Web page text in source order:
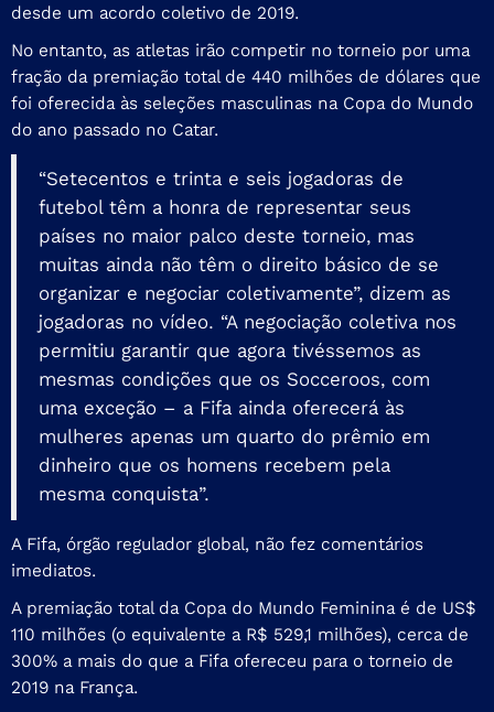
desde um acordo coletivo de 2019.
No entanto, as atletas irão competir no torneio por uma
fração da premiação total de 440 milhões de dólares que
foi oferecida às seleções masculinas na Copa do Mundo
do ano passado no Catar.
“Setecentos e trinta e seis jogadoras de
futebol têm a honra de representar seus
países no maior palco deste torneio, mas
muitas ainda não têm o direito básico de se
organizar e negociar coletivamente”, dizem as
jogadoras no vídeo. “A negociação coletiva nos
permitiu garantir que agora tivéssemos as
mesmas condições que os Socceroos, com
uma exceção – a Fifa ainda oferecerá às
mulheres apenas um quarto do prêmio em
dinheiro que os homens recebem pela
mesma conquista”.
A Fifa, órgão regulador global, não fez comentários
imediatos.
A premiação total da Copa do Mundo Feminina é de US$
110 milhões (o equivalente a R$ 529,1 milhões), cerca de
300% a mais do que a Fifa ofereceu para o torneio de
2019 na França.